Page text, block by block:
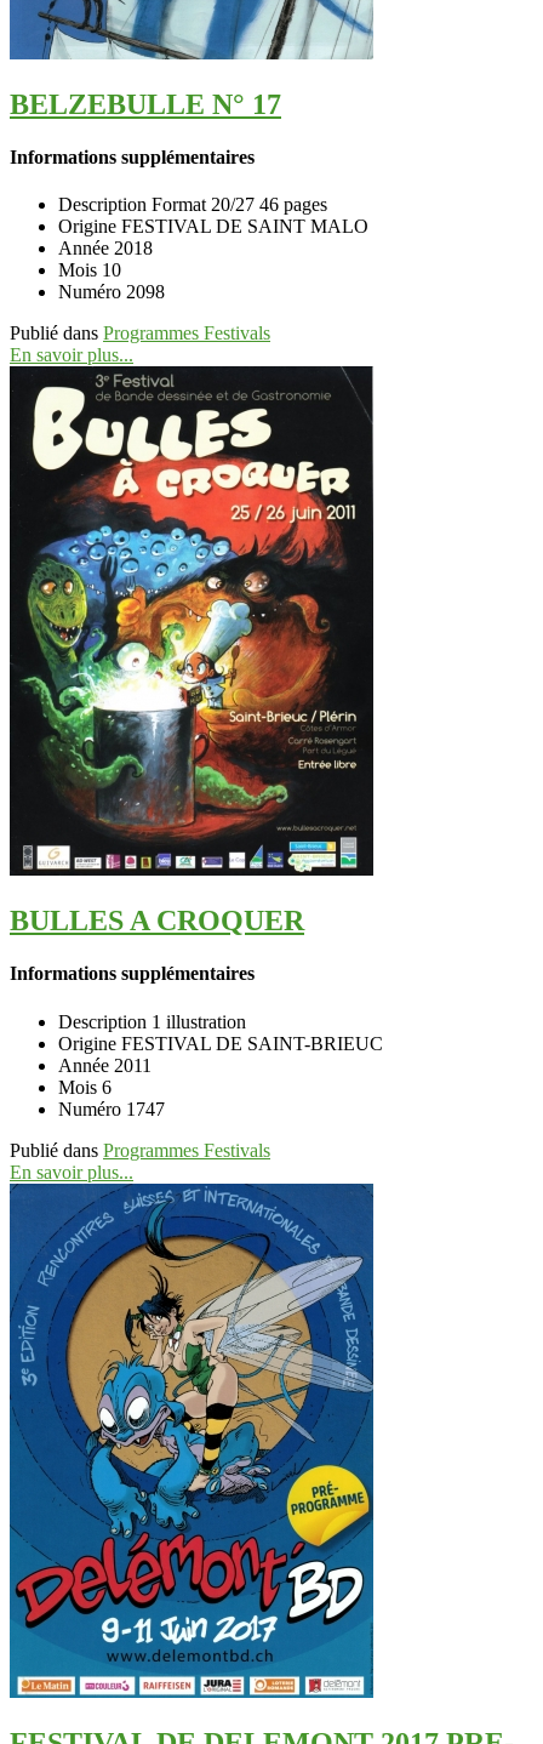
BELZEBULLE N° 17
Informations supplémentaires
Description Format 20/27 46 pages
Origine FESTIVAL DE SAINT MALO
Année 2018
Mois 10
Numéro 2098
Publié dans Programmes Festivals
En savoir plus...
BULLES A CROQUER
Informations supplémentaires
Description 1 illustration
Origine FESTIVAL DE SAINT-BRIEUC
Année 2011
Mois 6
Numéro 1747
Publié dans Programmes Festivals
En savoir plus...